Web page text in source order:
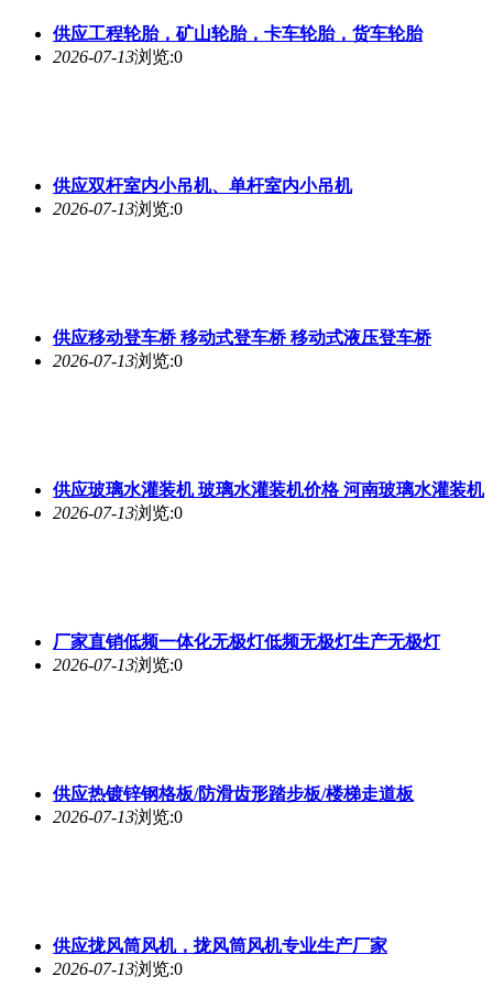
供应工程轮胎，矿山轮胎，卡车轮胎，货车轮胎
2026-07-13浏览:0
供应双杆室内小吊机、单杆室内小吊机
2026-07-13浏览:0
供应移动登车桥 移动式登车桥 移动式液压登车桥
2026-07-13浏览:0
供应玻璃水灌装机 玻璃水灌装机价格 河南玻璃水灌装机
2026-07-13浏览:0
厂家直销低频一体化无极灯低频无极灯生产无极灯
2026-07-13浏览:0
供应热镀锌钢格板/防滑齿形踏步板/楼梯走道板
2026-07-13浏览:0
供应拢风筒风机，拢风筒风机专业生产厂家
2026-07-13浏览:0